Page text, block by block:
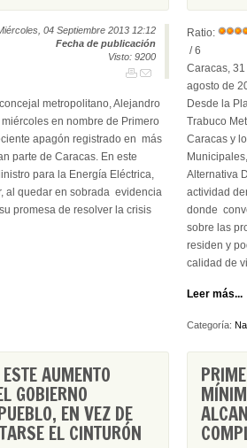
04 Septiembre 2013 12:12
Fecha de publicación
Visto: 9200
metropolitano, Alejandro
en nombre de Primero
apagón registrado en más
parte de Caracas. En este
para la Energía Eléctrica,
al quedar en sobrada evidencia
promesa de resolver la crisis
Ratio:
/ 6
Caracas,
agosto de
Desde la
Trabuco
Caracas y
Alternativa
actividad
donde
sobre las
residen y
calidad de
Leer más...
Categoría:
AUMENTO
GOBIERNO
EN VEZ DE
EL CINTURÓN